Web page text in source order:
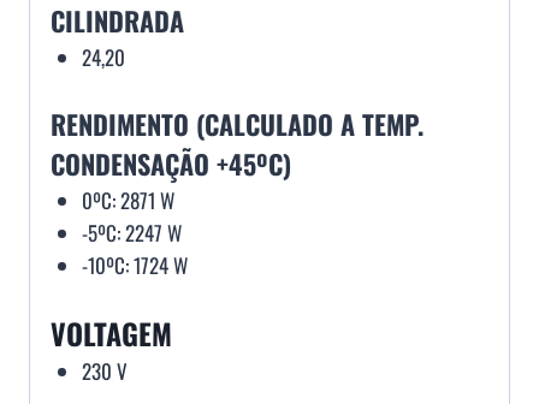
CILINDRADA
24,20
RENDIMENTO (CALCULADO A TEMP.
CONDENSAÇÃO +45ºC)
0ºC: 2871 W
-5ºC: 2247 W
-10ºC: 1724 W
VOLTAGEM
230 V